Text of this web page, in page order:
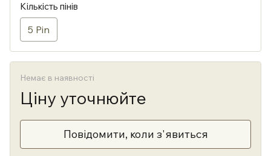
Кількість пінів
5 Pin
Немає в наявності
Ціну уточнюйте
Повідомити, коли з'явиться